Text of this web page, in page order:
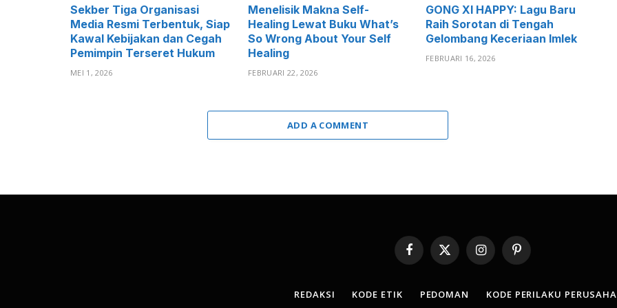
Sekber Tiga Organisasi
Media Resmi Terbentuk, Siap
Kawal Kebijakan dan Cegah
Pemimpin Terseret Hukum
MEI 1, 2026
Menelisik Makna Self-
Healing Lewat Buku What’s
So Wrong About Your Self
Healing
FEBRUARI 22, 2026
GONG XI HAPPY: Lagu Baru
Raih Sorotan di Tengah
Gelombang Keceriaan Imlek
FEBRUARI 16, 2026
ADD A COMMENT
Facebook
X
(Twitter)
InstagramPinterest
REDAKSI KODE ETIK PEDOMAN KODE PERILAKU